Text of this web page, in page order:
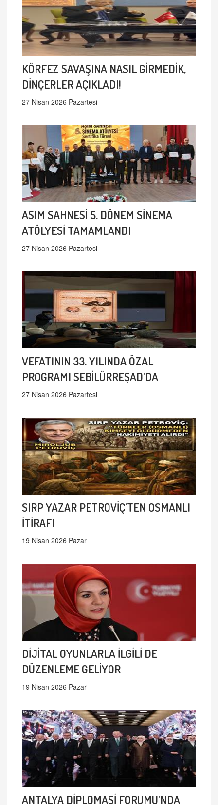
KÖRFEZ SAVAŞINA NASIL GİRMEDİK,
DİNÇERLER AÇIKLADI!
27 Nisan 2026 Pazartesi
ASIM SAHNESİ 5. DÖNEM SİNEMA
ATÖLYESİ TAMAMLANDI
27 Nisan 2026 Pazartesi
VEFATININ 33. YILINDA ÖZAL
PROGRAMI SEBİLÜRREŞAD'DA
27 Nisan 2026 Pazartesi
SIRP YAZAR PETROVİÇ'TEN OSMANLI
İTİRAFI
19 Nisan 2026 Pazar
DİJİTAL OYUNLARLA İLGİLİ DE
DÜZENLEME GELİYOR
19 Nisan 2026 Pazar
ANTALYA DİPLOMASİ FORUMU'NDA